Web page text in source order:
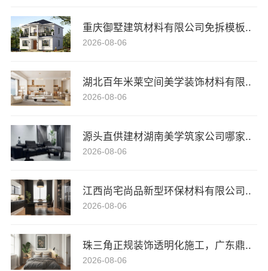
重庆御墅建筑材料有限公司免拆模板..
2026-08-06
湖北百年米莱空间美学装饰材料有限..
2026-08-06
源头直供建材湖南美学筑家公司哪家..
2026-08-06
江西尚宅尚品新型环保材料有限公司..
2026-08-06
珠三角正规装饰透明化施工，广东鼎..
2026-08-06